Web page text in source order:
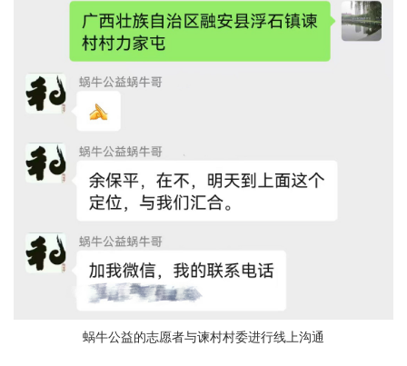
蜗牛公益的志愿者与谏村村委进行线上沟通